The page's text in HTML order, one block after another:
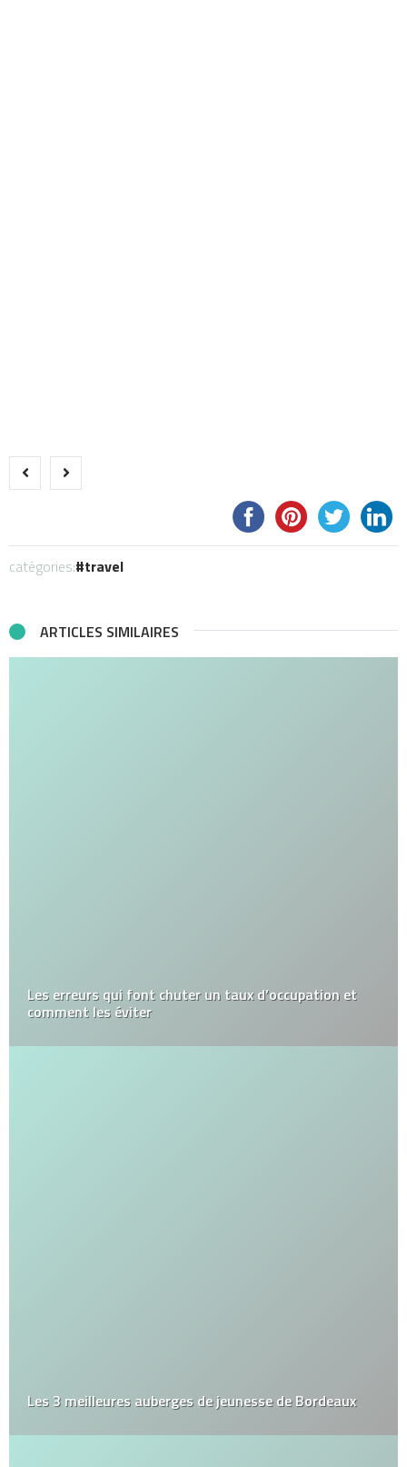
catégories: travel
ARTICLES SIMILAIRES
Les erreurs qui font chuter un taux d’occupation et
comment les éviter
Les 3 meilleures auberges de jeunesse de Bordeaux